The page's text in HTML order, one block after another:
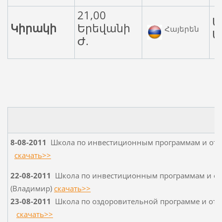
Կիրակի
21,00
Երեվանի
Ժ.
Հայերեն
8-08-2011 Школа по инвестиционным программам и
скачать>>
22-08-2011 Школа по инвестиционным программам и
(Владимир) скачать>>
23-08-2011 Школа по оздоровительной программе и
скачать>>